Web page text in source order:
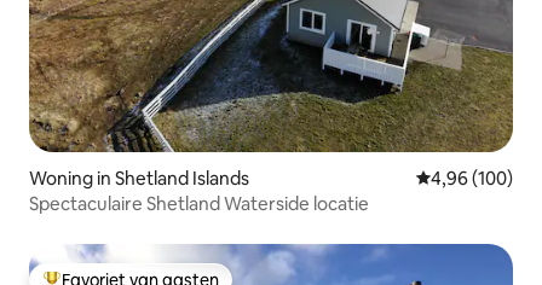
Woning in Shetland Islands Gemiddelde
4,96 (100)
Spectaculaire Shetland Waterside locatie
Favoriet van gasten